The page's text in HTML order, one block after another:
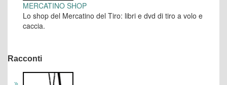
MERCATINO SHOP
Lo shop del Mercatino del Tiro: libri e dvd di tiro a volo e
caccia.
Racconti